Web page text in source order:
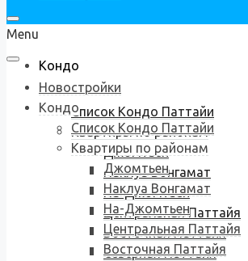
Кондо
Список Кондо Паттайи
Квартиры по районам
Джомтьен
Наклуа Вонгамат
На-Джомтьен
Центральная Паттайя
Восточная Паттайя
Северная Паттайя
Menu
Новостройки
Кондо
Список Кондо Паттайи
Квартиры по районам
Джомтьен
Наклуа Вонгамат
На-Джомтьен
Центральная Паттайя
Восточная Паттайя